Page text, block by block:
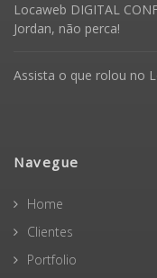
Locaweb DIGITAL
Jordan, não perca!
Assista o que rolou no
Navegue
Home
Clientes
Portfolio